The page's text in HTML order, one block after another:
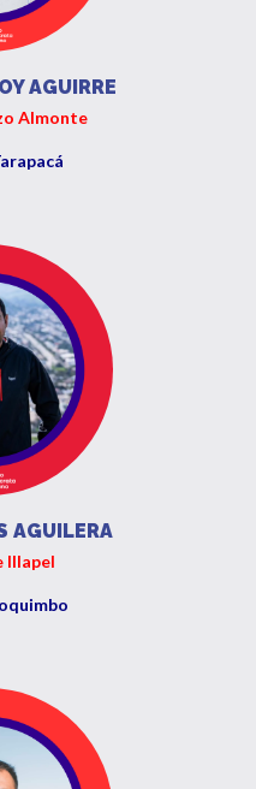
AGUIRRE
Almonte
AGUILERA
Illapel